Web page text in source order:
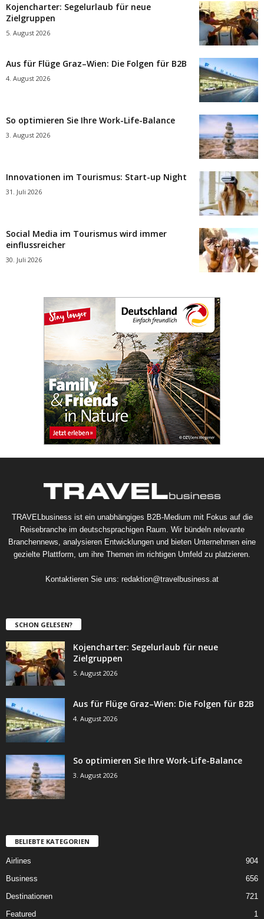
Kojencharter: Segelurlaub für neue
Zielgruppen
5. August 2026
Aus für Flüge Graz–Wien: Die Folgen für B2B
4. August 2026
So optimieren Sie Ihre Work-Life-Balance
3. August 2026
Innovationen im Tourismus: Start-up Night
31. Juli 2026
Social Media im Tourismus wird immer
einflussreicher
30. Juli 2026
TRAVELbusiness ist ein unabhängiges B2B-Medium mit Fokus auf die
Reisebranche im deutschsprachigen Raum. Wir bündeln relevante
Branchennews, analysieren Entwicklungen und bieten Unternehmen eine
gezielte Plattform, um ihre Themen im richtigen Umfeld zu platzieren.
Kontaktieren Sie uns: redaktion@travelbusiness.at
SCHON GELESEN?
Kojencharter: Segelurlaub für neue
Zielgruppen
5. August 2026
Aus für Flüge Graz–Wien: Die Folgen für B2B
4. August 2026
So optimieren Sie Ihre Work-Life-Balance
3. August 2026
BELIEBTE KATEGORIEN
Airlines
904
Business
656
Destinationen
721
Featured
1